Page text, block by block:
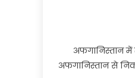
अफगानिस्तान में
अफगानिस्तान से